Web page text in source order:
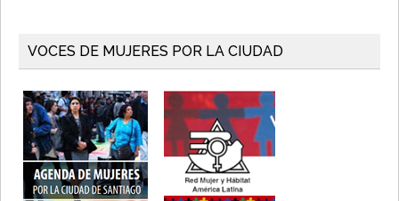
VOCES DE MUJERES POR LA CIUDAD